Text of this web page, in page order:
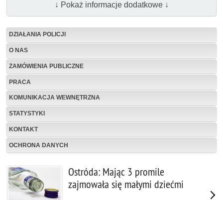
↓ Pokaż informacje dodatkowe ↓
DZIAŁANIA POLICJI
O NAS
ZAMÓWIENIA PUBLICZNE
PRACA
KOMUNIKACJA WEWNĘTRZNA
STATYSTYKI
KONTAKT
OCHRONA DANYCH
Ostróda: Mając 3 promile
zajmowała się małymi dziećmi